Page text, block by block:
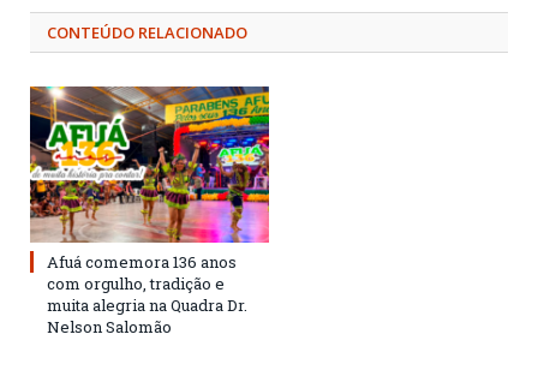
CONTEÚDO RELACIONADO
Afuá comemora 136 anos
com orgulho, tradição e
muita alegria na Quadra Dr.
Nelson Salomão